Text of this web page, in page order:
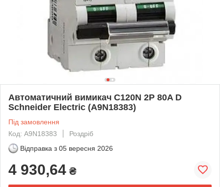
Автоматичний вимикач C120N 2P 80A D
Schneider Electric (A9N18383)
Під замовлення
Код: A9N18383
Роздріб
Відправка з 05 вересня 2026
4 930,64 ₴